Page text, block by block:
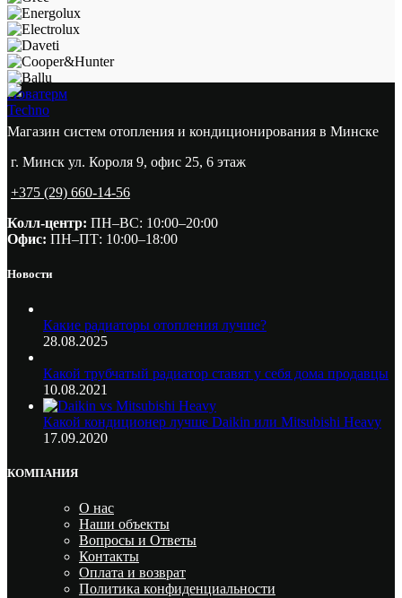
Новатерм
Techno
Магазин систем отопления и кондиционирования в Минске
г. Минск ул. Короля 9, офис 25, 6 этаж
+375 (29) 660-14-56
Колл-центр: ПН–ВС: 10:00–20:00​
Офис: ПН–ПТ: 10:00–18:00
Новости
Какие радиаторы отопления лучше?
28.08.2025
Какой трубчатый радиатор ставят у себя дома продавцы
10.08.2021
Какой кондиционер лучше Daikin или Mitsubishi Heavy
17.09.2020
КОМПАНИЯ
О нас
Наши объекты
Вопросы и Ответы
Контакты
Оплата и возврат
Политика конфиденциальности